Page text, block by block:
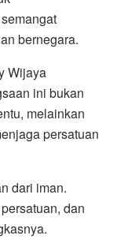
bernegara.
Wijaya
ini bukan
melainkan
persatuan
dari iman.
dan